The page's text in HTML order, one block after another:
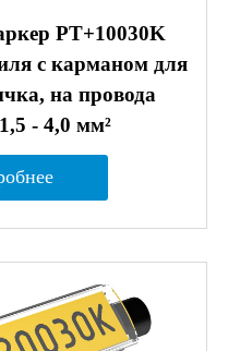
PT+10030K
с карманом для
на провода
- 4,0 мм²